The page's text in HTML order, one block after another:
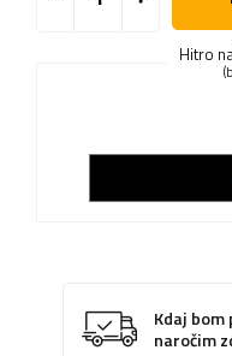
Hitro
Kdaj
naročim